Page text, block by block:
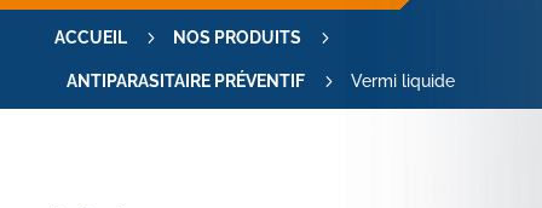
ACCUEIL 5 NOS PRODUITS 5
ANTIPARASITAIRE PRÉVENTIF 5 Vermi liquide